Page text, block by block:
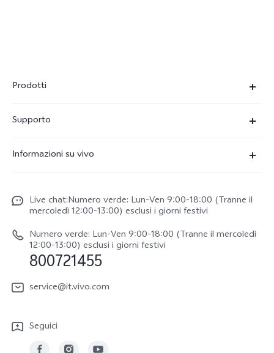
Prodotti
X300
V70 FE
vivo Watch GT 2
Y31 5G
vivo Buds Air3
Supporto
Funtouch OS
Aggiornamento del sistema
Manuale utente
Informazioni sulla Garanzia
Scarica le LUT per il ripristino di Log
Informazioni su vivo
Lavori con noi
Netiquette vivo
Note legali
Chi siamo
Centro per la privacy di vivo
Live chat:Numero verde: Lun-Ven 9:00-18:00 (Tranne il
mercoledì 12:00-13:00) esclusi i giorni festivi
Numero verde: Lun-Ven 9:00-18:00 (Tranne il mercoledì
12:00-13:00) esclusi i giorni festivi
800721455
service@it.vivo.com
Seguici